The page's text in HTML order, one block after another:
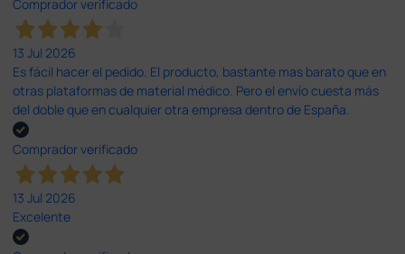
Comprador verificado
13 Jul 2026
Es fácil hacer el pedido. El producto, bastante mas barato que en
otras plataformas de material médico. Pero el envío cuesta más
del doble que en cualquier otra empresa dentro de España.
Comprador verificado
13 Jul 2026
Excelente